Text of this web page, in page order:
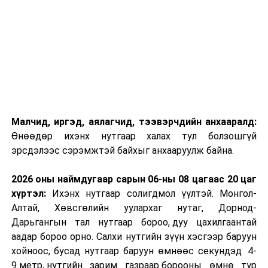
Малчид, иргэд, аялагчид, тээвэрчдийн анхааралд:
Өнөөдөр ихэнх нутгаар халах тул болзошгүй
эрсдэлээс сэрэмжтэй байхыг анхааруулж байна.
2026 оны наймдугаар сарын 06-ны 08 цагаас 20 цаг
хүртэл:Ихэнх нутгаар солигдмол үүлтэй. Монгол-
Алтай, Хөвсгөлийн уулархаг нутаг, Дорнод-
Дарьгангын тал нутгаар бороо, дуу цахилгаантай
аадар бороо орно. Салхи нутгийн зүүн хэсгээр баруун
хойноос, бусад нутгаар баруун өмнөөс секундэд 4-
9 метр, нутгийн зарим газраар борооны өмнө түр